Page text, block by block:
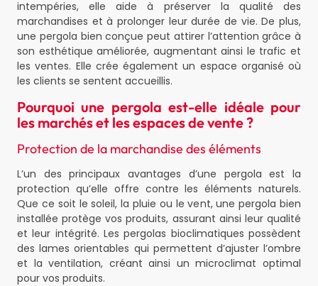
intempéries, elle aide à préserver la qualité des
marchandises et à prolonger leur durée de vie. De plus,
une pergola bien conçue peut attirer l’attention grâce à
son esthétique améliorée, augmentant ainsi le trafic et
les ventes. Elle crée également un espace organisé où
les clients se sentent accueillis.
Pourquoi une pergola est-elle idéale pour
les marchés et les espaces de vente ?
Protection de la marchandise des éléments
L’un des principaux avantages d’une pergola est la
protection qu’elle offre contre les éléments naturels.
Que ce soit le soleil, la pluie ou le vent, une pergola bien
installée protège vos produits, assurant ainsi leur qualité
et leur intégrité. Les pergolas bioclimatiques possèdent
des lames orientables qui permettent d’ajuster l’ombre
et la ventilation, créant ainsi un microclimat optimal
pour vos produits.